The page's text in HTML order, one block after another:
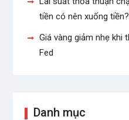
tiền có nên xuống tiền?
Giá vàng giảm nhẹ khi
Fed
Danh mục